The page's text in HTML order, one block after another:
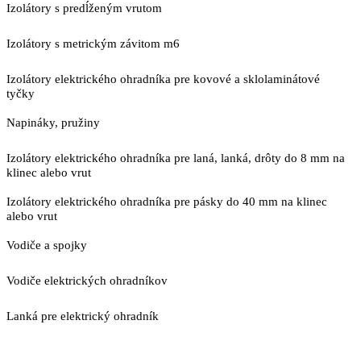
Izolátory s predĺženým vrutom
Izolátory s metrickým závitom m6
Izolátory elektrického ohradníka pre kovové a sklolaminátové
tyčky
Napináky, pružiny
Izolátory elektrického ohradníka pre laná, lanká, drôty do 8 mm na
klinec alebo vrut
Izolátory elektrického ohradníka pre pásky do 40 mm na klinec
alebo vrut
Vodiče a spojky
Vodiče elektrických ohradníkov
Lanká pre elektrický ohradník